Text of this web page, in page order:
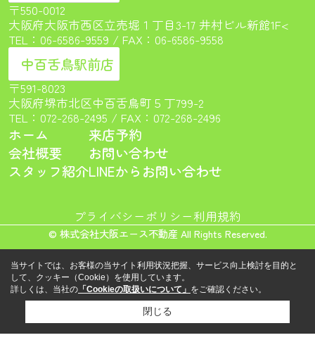
〒550-0012
大阪府大阪市西区立売堀１丁目3-17 井村ビル新館1F<
TEL： 06-6586-9559 / FAX：06-6586-9558
中百舌鳥駅前店
〒591-8023
大阪府堺市北区中百舌鳥町５丁799-2
TEL： 072-268-2495 / FAX：072-268-2496
ホーム
会社概要
スタッフ紹介
来店予約
お問い合わせ
LINEからお問い合わせ
プライバシーポリシー利用規約
© 株式会社大阪エース不動産 All Rights Reserved.
当サイトでは、お客様の当サイト利用状況把握、サービス向上検討を目的と
して、クッキー（Cookie）を使用しています。
詳しくは、当社の 「Cookieの取扱いについて」 をご確認ください。
閉じる